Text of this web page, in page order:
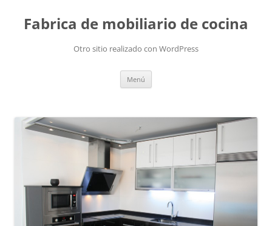
Fabrica de mobiliario de cocina
Otro sitio realizado con WordPress
Menú